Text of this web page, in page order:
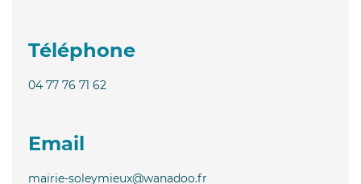
Téléphone
04 77 76 71 62
Email
mairie-soleymieux@wanadoo.fr